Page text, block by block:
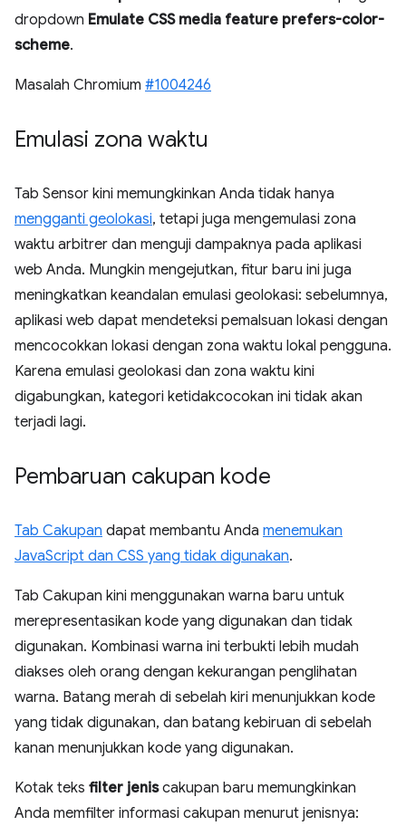
dropdown Emulate CSS media feature prefers-color-
scheme.
Masalah Chromium #1004246
Emulasi zona waktu
Tab Sensor kini memungkinkan Anda tidak hanya
mengganti geolokasi, tetapi juga mengemulasi zona
waktu arbitrer dan menguji dampaknya pada aplikasi
web Anda. Mungkin mengejutkan, fitur baru ini juga
meningkatkan keandalan emulasi geolokasi: sebelumnya,
aplikasi web dapat mendeteksi pemalsuan lokasi dengan
mencocokkan lokasi dengan zona waktu lokal pengguna.
Karena emulasi geolokasi dan zona waktu kini
digabungkan, kategori ketidakcocokan ini tidak akan
terjadi lagi.
Pembaruan cakupan kode
Tab Cakupan dapat membantu Anda menemukan
JavaScript dan CSS yang tidak digunakan.
Tab Cakupan kini menggunakan warna baru untuk
merepresentasikan kode yang digunakan dan tidak
digunakan. Kombinasi warna ini terbukti lebih mudah
diakses oleh orang dengan kekurangan penglihatan
warna. Batang merah di sebelah kiri menunjukkan kode
yang tidak digunakan, dan batang kebiruan di sebelah
kanan menunjukkan kode yang digunakan.
Kotak teks filter jeniscakupan baru memungkinkan
Anda memfilter informasi cakupan menurut jenisnya: